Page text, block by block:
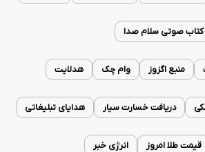
کتاب صوتی سلام صدا
منبع اگزوز وام چک هدلایت
دریافت خسارت سیار هدایای تبلیغاتی
قیمت طلا امروز انرژی خبر